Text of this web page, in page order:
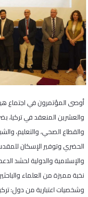
أوصى المؤتمرون في اجتماع
والعشرين المنعقد في تركيا،
والقطاع الصحي، والتعليم،
الحضري وتوفير الإسكان
والإسلامية والدولية لحشد
نخبة مميزة من العلماء
وشخصيات اعتبارية من دول: